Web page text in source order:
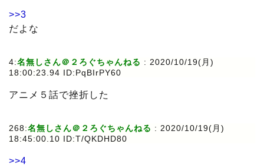
>>3
だよな
4:名無しさん＠２ろぐちゃんねる : 2020/10/19(月)
18:00:23.94 ID:PqBIrPY60
アニメ５話で挫折した
268:名無しさん＠２ろぐちゃんねる : 2020/10/19(月)
18:45:00.10 ID:T/QKDHD80
>>4